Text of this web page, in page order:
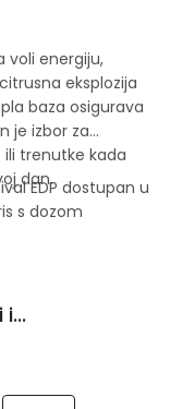
voli energiju,
eksplozija
baza osigurava
je izbor za
ili trenutke kada
dan.
EDP dostupan u
s dozom